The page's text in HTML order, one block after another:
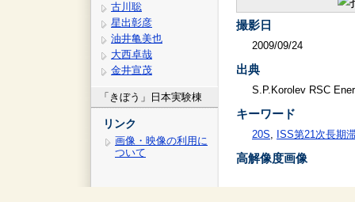
古川聡
星出彰彦
油井亀美也
大西卓哉
金井宣茂
「きぼう」日本実験棟
リンク
画像・映像の利用に
ついて
撮影日
2009/09/24
出典
S.P.Korolev RSC
キーワード
20S, ISS第21次長期
高解像度画像